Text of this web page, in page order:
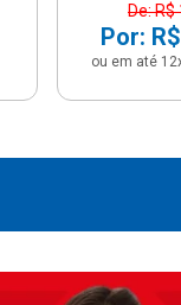
De: R$
Por:
ou em até